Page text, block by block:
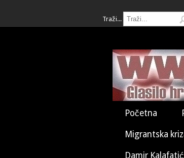
Traži...
Početna
Migrantska
Damir Kalafatić